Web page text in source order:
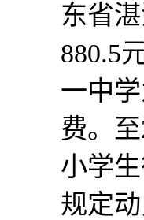
东省
880.5
一中
费。
小学
规定